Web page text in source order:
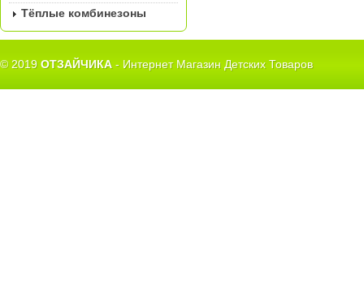
Тёплые комбинезоны
© 2019 ОТЗАЙЧИКА - Интернет Магазин Детских Товаров